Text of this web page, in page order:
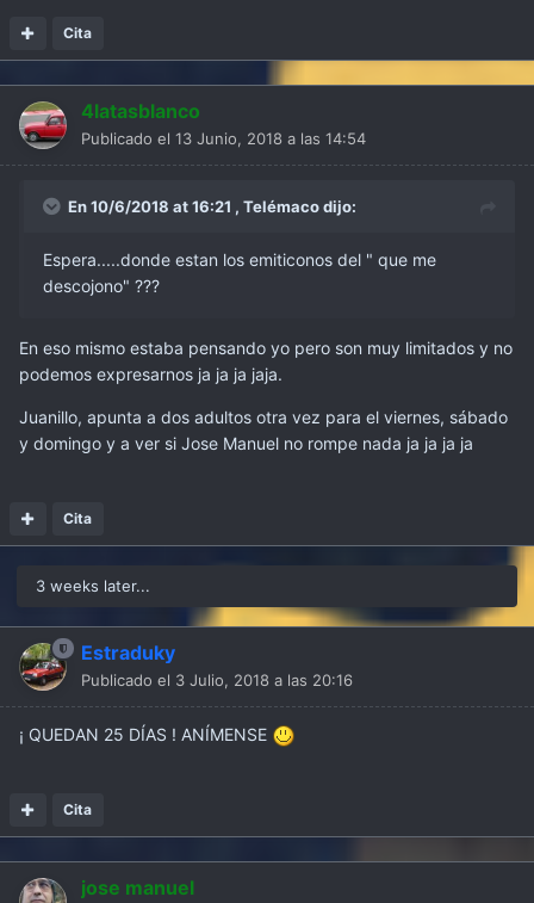
Cita
4latasblanco
Publicado el 13 Junio, 2018 a las 14:54
En 10/6/2018 at 16:21 , Telémacodijo:
Espera.....donde estan los emiticonos del " que me
descojono" ???
En eso mismo estaba pensando yo pero son muy limitados y no
podemos expresarnos ja ja ja jaja.
Juanillo, apunta a dos adultos otra vez para el viernes, sábado
y domingo y a ver si Jose Manuel no rompe nada ja ja ja ja
Cita
3 weeks later...
Estraduky
Publicado el 3 Julio, 2018 a las 20:16
¡ QUEDAN 25 DÍAS ! ANÍMENSE
Cita
jose manuel